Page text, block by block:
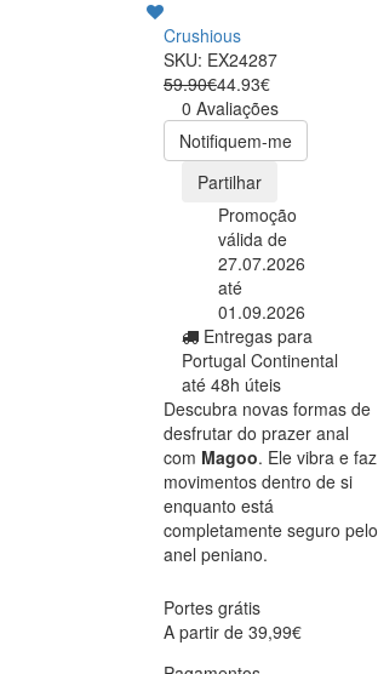
Crushious
SKU: EX24287
59.90€44.93€
0 Avaliações
Notifiquem-me
Partilhar
Promoção
válida de
27.07.2026
até
01.09.2026
Entregas para
Portugal Continental
até 48h úteis
Descubra novas formas de
desfrutar do prazer anal
com Magoo. Ele vibra e faz
movimentos dentro de si
enquanto está
completamente seguro pelo
anel peniano.
Portes grátis
A partir de 39,99€